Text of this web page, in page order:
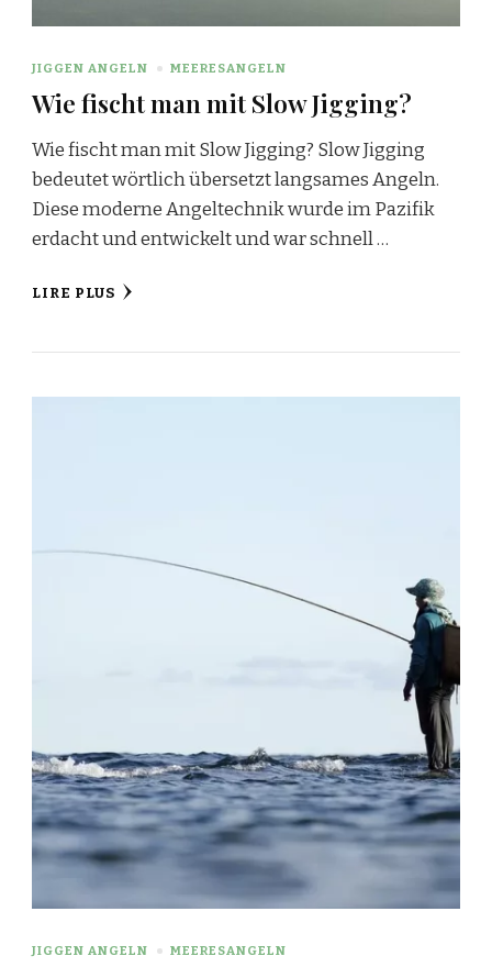
JIGGEN ANGELN MEERESANGELN
Wie fischt man mit Slow Jigging?
Wie fischt man mit Slow Jigging? Slow Jigging
bedeutet wörtlich übersetzt langsames Angeln.
Diese moderne Angeltechnik wurde im Pazifik
erdacht und entwickelt und war schnell …
LIRE PLUS
JIGGEN ANGELN MEERESANGELN